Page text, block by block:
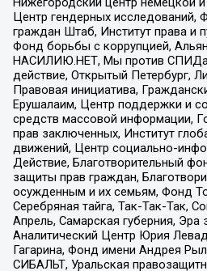
Центр гендерных исследований,
граждан Штаб, Институт права и
Фонд борьбы с коррупцией,
НАСИЛИЮ.НЕТ, Мы против СПИДа,
действие, Открытый Петербург,
Правовая инициатива,
Ерушалаим, Центр поддержки и
средств массовой информации,
прав заключенных, Институт
движений, Центр социально-
Действие, Благотворительный
защиты прав граждан,
осужденным и их семьям, Фонд
Серебряная тайга, Так-Так-Так,
Апрель, Самарская губерния,
Аналитический Центр Юрия
Гагарина, Фонд имени Андрея
СИБАЛЬТ, Уральская